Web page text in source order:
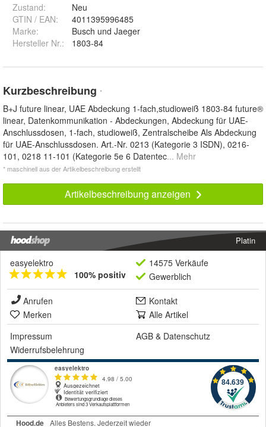
Zustand:
Neu
GTIN / EAN:
4011395996485
Marke:
Busch und Jaeger
Hersteller Nr.:
1803-84
Kurzbeschreibung *
B+J future linear, UAE Abdeckung 1-fach,studioweiß 1803-84 future®
linear, Datenkommunikation - Abdeckungen, Abdeckung für UAE-
Anschlussdosen, 1-fach, studioweiß, Zentralscheibe Als Abdeckung
für UAE-Anschlussdosen. Art.-Nr. 0213 (Kategorie 3 ISDN), 0216-
101, 0218 11-101 (Kategorie 5e 6 Datentec... Mehr
* maschinell aus der Artikelbeschreibung erstellt
Artikelbeschreibung anzeigen
Platin
easyelektro
100% positiv
14575 Verkäufe
Gewerblich
Anrufen
Kontakt
Merken
Alle Artikel
Impressum
AGB & Datenschutz
Widerrufsbelehrung